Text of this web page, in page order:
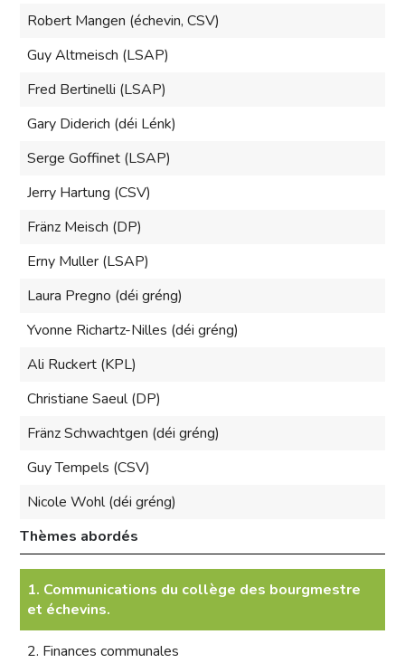
Robert Mangen (échevin, CSV)
Guy Altmeisch (LSAP)
Fred Bertinelli (LSAP)
Gary Diderich (déi Lénk)
Serge Goffinet (LSAP)
Jerry Hartung (CSV)
Fränz Meisch (DP)
Erny Muller (LSAP)
Laura Pregno (déi gréng)
Yvonne Richartz-Nilles (déi gréng)
Ali Ruckert (KPL)
Christiane Saeul (DP)
Fränz Schwachtgen (déi gréng)
Guy Tempels (CSV)
Nicole Wohl (déi gréng)
Thèmes abordés
1. Communications du collège des bourgmestre
et échevins.
2. Finances communales